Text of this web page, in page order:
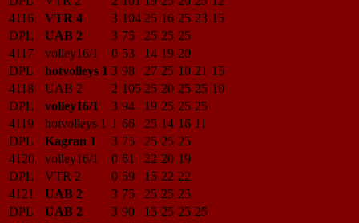
4116
VTR 4 3 104 25 16 25 23 15
DPL
UAB 2 3 75 25 25 25
4117
volley16/1 0 53 14 19 20
DPL
hotvolleys 1 3 98 27 25 10 21 15
4118
UAB 2 2 105 25 20 25 25 10
DPL
volley16/1 3 94 19 25 25 25
4119
hotvolleys 1 1 66 25 14 16 11
DPL
Kagran 1 3 75 25 25 25
4120
volley16/1 0 61 22 20 19
DPL
VTR 2 0 59 15 22 22
4121
UAB 2 3 75 25 25 25
DPL
UAB 2 3 90 15 25 25 25